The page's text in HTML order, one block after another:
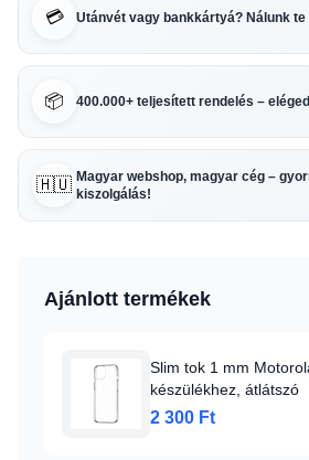
💳 Utánvét vagy bankkártyá? Nálunk te
📦 400.000+ teljesített rendelés –
🇭🇺 Magyar webshop, magyar cég –
kiszolgálás!
Ajánlott termékek
Slim tok 1 mm
készülékhez, átlátszó
2 300 Ft